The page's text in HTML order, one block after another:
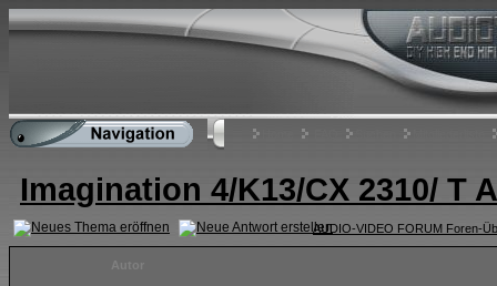
Imagination 4/K13/CX 2310/ T
AUDIO-VIDEO FORUM Foren-